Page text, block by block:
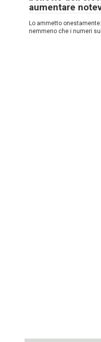
aumentare
Lo ammetto
nemmeno che i numeri